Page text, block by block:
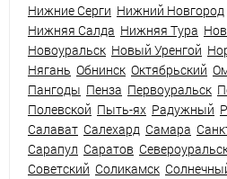
Нижние Серги Нижний Новгород
Нижняя Салда Нижняя Тура
Новоуральск Новый Уренгой
Нягань Обнинск Октябрьский
Пангоды Пенза Первоуральск
Полевской Пыть-ях Радужный
Салават Салехард Самара
Сарапул Саратов
Советский Соликамск